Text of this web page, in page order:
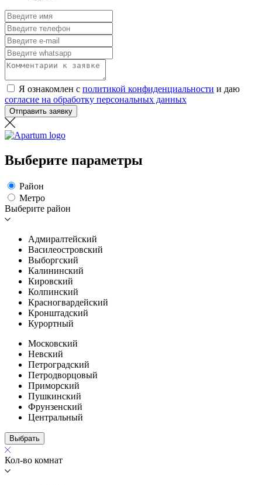
Я ознакомлен с политикой конфиденциальности и даю
согласие на обработку персональных данных
Отправить заявку
Выберите параметры
Район
Метро
Выберите район
Адмиралтейский
Василеостровский
Выборгский
Калининский
Кировский
Колпинский
Красногвардейский
Кронштадский
Курортный
Московский
Невский
Петроградский
Петродворцовый
Приморский
Пушкинский
Фрунзенский
Центральный
Выбрать
Кол-во комнат